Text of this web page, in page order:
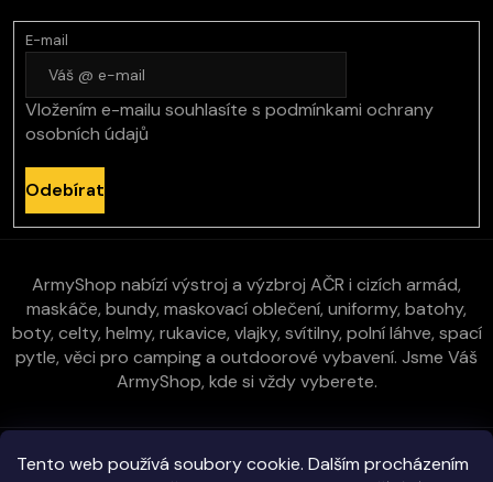
Tento web používá soubory cookie. Dalším procházením
E-mail
Vložením e-mailu souhlasíte s podmínkami ochrany
osobních údajů
Odebírat
ArmyShop nabízí výstroj a výzbroj AČR i cizích armád,
maskáče, bundy, maskovací oblečení, uniformy, batohy,
boty, celty, helmy, rukavice, vlajky, svítilny, polní láhve, spací
pytle, věci pro camping a outdoorové vybavení. Jsme Váš
ArmyShop, kde si vždy vyberete.
Zákaznická péče